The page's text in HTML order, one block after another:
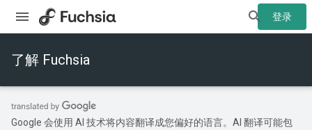
登录
了解 Fuchsia
Google 会使用 AI 技术将内容翻译成您偏好的语言。AI 翻译可能包